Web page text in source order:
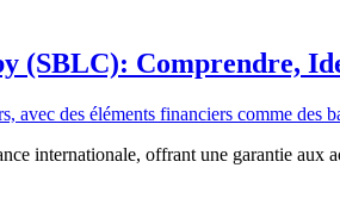
(SBLC): Comprendre,
internationale, offrant une garantie aux